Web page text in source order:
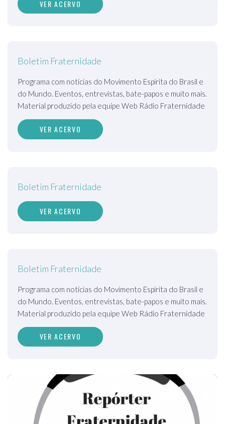
VER ACERVO
Boletim Fraternidade
Programa com notícias do Movimento Espírita do Brasil e
do Mundo. Eventos, entrevistas, bate-papos e muito mais.
Material produzido pela equipe Web Rádio Fraternidade
VER ACERVO
Boletim Fraternidade
VER ACERVO
Boletim Fraternidade
Programa com notícias do Movimento Espírita do Brasil e
do Mundo. Eventos, entrevistas, bate-papos e muito mais.
Material produzido pela equipe Web Rádio Fraternidade
VER ACERVO